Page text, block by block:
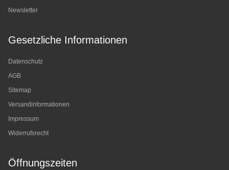
Newsletter
Gesetzliche Informationen
Datenschutz
AGB
Sitemap
Versandinformationen
Impressum
Widerrufsrecht
Öffnungszeiten